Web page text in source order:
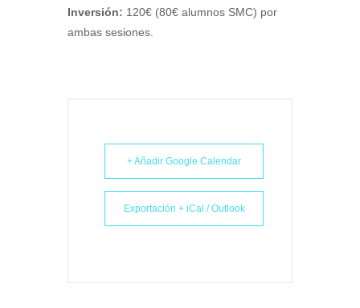
Inversión: 120€ (80€ alumnos SMC) por
ambas sesiones.
+ Añadir Google Calendar
Exportación + iCal / Outlook